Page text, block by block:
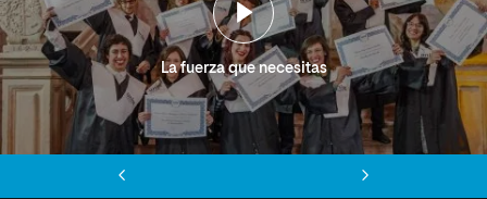
La fuerza que necesitas